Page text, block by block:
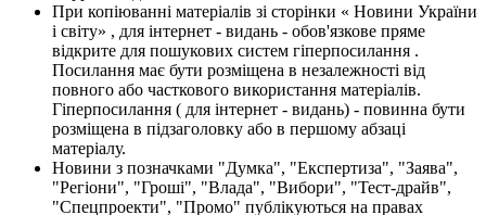
При копіюванні матеріалів зі сторінки « Новини України
і світу» , для інтернет - видань - обов'язкове пряме
відкрите для пошукових систем гіперпосилання .
Посилання має бути розміщена в незалежності від
повного або часткового використання матеріалів.
Гіперпосилання ( для інтернет - видань) - повинна бути
розміщена в підзаголовку або в першому абзаці
матеріалу.
Новини з позначками "Думка", "Експертиза", "Заява",
"Регіони", "Гроші", "Влада", "Вибори", "Тест-драйв",
"Спецпроекти", "Промо" публікуються на правах